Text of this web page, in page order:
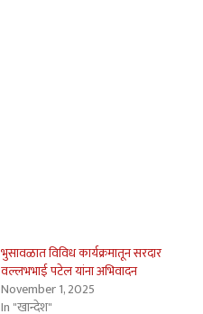
भुसावळात विविध कार्यक्रमातून सरदार
वल्लभभाई पटेल यांना अभिवादन
November 1, 2025
In "खान्देश"